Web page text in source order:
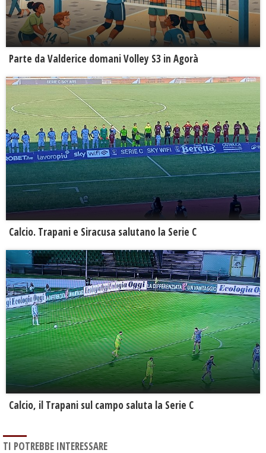
Parte da Valderice domani Volley S3 in Agorà
Calcio. Trapani e Siracusa salutano la Serie C
Calcio, il Trapani sul campo saluta la Serie C
TI POTREBBE INTERESSARE